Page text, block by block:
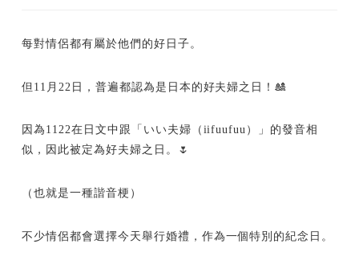
每對情侶都有屬於他們的好日子。
但11月22日，普遍都認為是日本的好夫婦之日！🎎
因為1122在日文中跟「いい夫婦（iifuufuu）」的發音相
似，因此被定為好夫婦之日。🌷
（也就是一種諧音梗）
不少情侶都會選擇今天舉行婚禮，作為一個特別的紀念日。